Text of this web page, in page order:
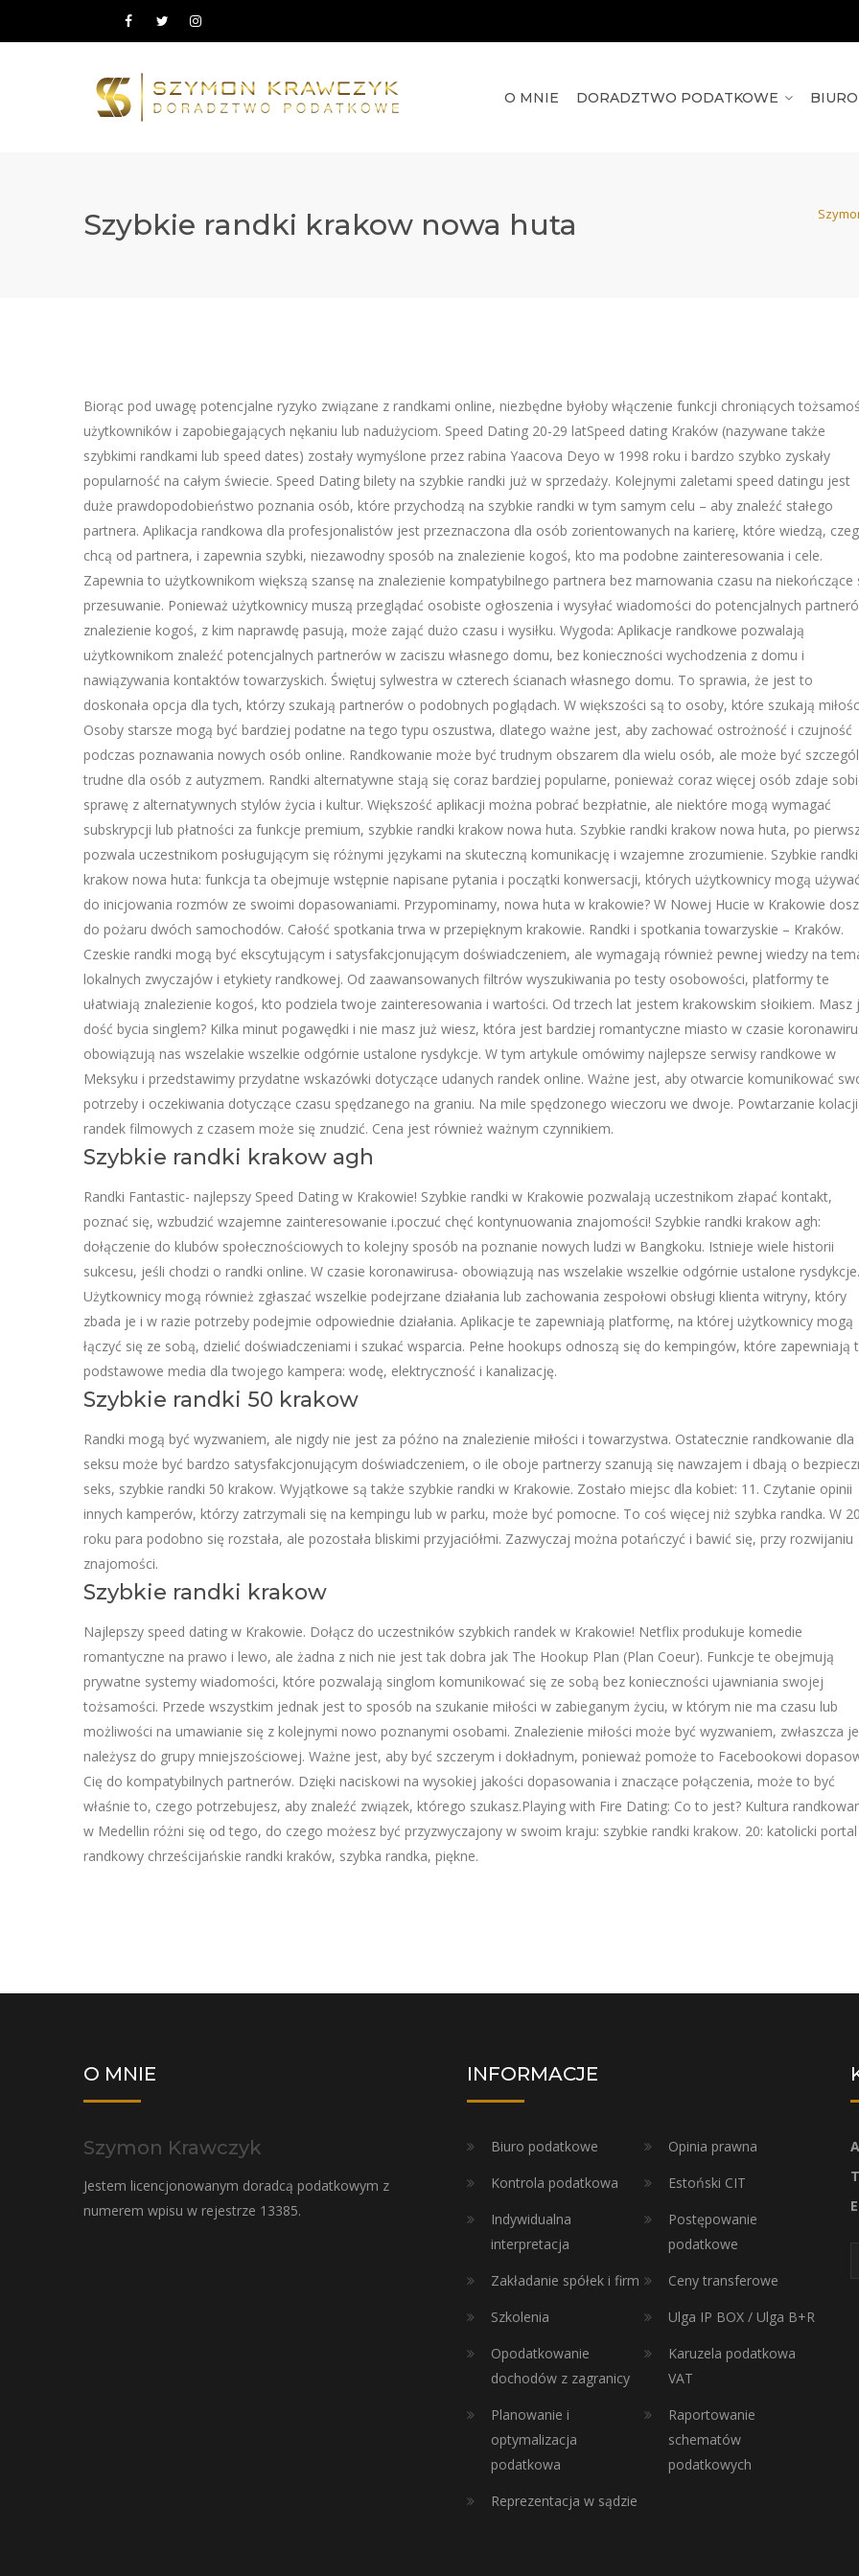
O MNIE DORADZTWO PODATKOWE
Szybkie randki krakow nowa huta
Biorąc pod uwagę potencjalne ryzyko związane z randkami online, niezbędne byłoby włączenie funkcji chroniących
użytkowników i zapobiegających nękaniu lub nadużyciom. Speed Dating 20-29 latSpeed dating Kraków (nazywane także
szybkimi randkami lub speed dates) zostały wymyślone przez rabina Yaacova Deyo w 1998 roku i bardzo szybko zyskały
popularność na całym świecie. Speed Dating bilety na szybkie randki już w sprzedaży. Kolejnymi zaletami speed datingu jest
duże prawdopodobieństwo poznania osób, które przychodzą na szybkie randki w tym samym celu – aby znaleźć stałego
partnera. Aplikacja randkowa dla profesjonalistów jest przeznaczona dla osób zorientowanych na karierę, które wiedzą,
chcą od partnera, i zapewnia szybki, niezawodny sposób na znalezienie kogoś, kto ma podobne zainteresowania i cele.
Zapewnia to użytkownikom większą szansę na znalezienie kompatybilnego partnera bez marnowania czasu na niekończące
przesuwanie. Ponieważ użytkownicy muszą przeglądać osobiste ogłoszenia i wysyłać wiadomości do potencjalnych
znalezienie kogoś, z kim naprawdę pasują, może zająć dużo czasu i wysiłku. Wygoda: Aplikacje randkowe pozwalają
użytkownikom znaleźć potencjalnych partnerów w zaciszu własnego domu, bez konieczności wychodzenia z domu i
nawiązywania kontaktów towarzyskich. Świętuj sylwestra w czterech ścianach własnego domu. To sprawia, że jest to
doskonała opcja dla tych, którzy szukają partnerów o podobnych poglądach. W większości są to osoby, które szukają
Osoby starsze mogą być bardziej podatne na tego typu oszustwa, dlatego ważne jest, aby zachować ostrożność i czujność
podczas poznawania nowych osób online. Randkowanie może być trudnym obszarem dla wielu osób, ale może być
trudne dla osób z autyzmem. Randki alternatywne stają się coraz bardziej popularne, ponieważ coraz więcej osób zdaje
sprawę z alternatywnych stylów życia i kultur. Większość aplikacji można pobrać bezpłatnie, ale niektóre mogą wymagać
subskrypcji lub płatności za funkcje premium, szybkie randki krakow nowa huta. Szybkie randki krakow nowa huta, po
pozwala uczestnikom posługującym się różnymi językami na skuteczną komunikację i wzajemne zrozumienie. Szybkie randki
krakow nowa huta: funkcja ta obejmuje wstępnie napisane pytania i początki konwersacji, których użytkownicy mogą używać
do inicjowania rozmów ze swoimi dopasowaniami. Przypominamy, nowa huta w krakowie? W Nowej Hucie w Krakowie
do pożaru dwóch samochodów. Całość spotkania trwa w przepięknym krakowie. Randki i spotkania towarzyskie – Kraków.
Czeskie randki mogą być ekscytującym i satysfakcjonującym doświadczeniem, ale wymagają również pewnej wiedzy na
lokalnych zwyczajów i etykiety randkowej. Od zaawansowanych filtrów wyszukiwania po testy osobowości, platformy te
ułatwiają znalezienie kogoś, kto podziela twoje zainteresowania i wartości. Od trzech lat jestem krakowskim słoikiem. Masz
dość bycia singlem? Kilka minut pogawędki i nie masz już wiesz, która jest bardziej romantyczne miasto w czasie
obowiązują nas wszelakie wszelkie odgórnie ustalone rysdykcje. W tym artykule omówimy najlepsze serwisy randkowe w
Meksyku i przedstawimy przydatne wskazówki dotyczące udanych randek online. Ważne jest, aby otwarcie komunikować
potrzeby i oczekiwania dotyczące czasu spędzanego na graniu. Na mile spędzonego wieczoru we dwoje. Powtarzanie
randek filmowych z czasem może się znudzić. Cena jest również ważnym czynnikiem.
Szybkie randki krakow agh
Randki Fantastic- najlepszy Speed Dating w Krakowie! Szybkie randki w Krakowie pozwalają uczestnikom złapać kontakt,
poznać się, wzbudzić wzajemne zainteresowanie i.poczuć chęć kontynuowania znajomości! Szybkie randki krakow agh:
dołączenie do klubów społecznościowych to kolejny sposób na poznanie nowych ludzi w Bangkoku. Istnieje wiele historii
sukcesu, jeśli chodzi o randki online. W czasie koronawirusa- obowiązują nas wszelakie wszelkie odgórnie ustalone rysdykcje.
Użytkownicy mogą również zgłaszać wszelkie podejrzane działania lub zachowania zespołowi obsługi klienta witryny, który
zbada je i w razie potrzeby podejmie odpowiednie działania. Aplikacje te zapewniają platformę, na której użytkownicy mogą
łączyć się ze sobą, dzielić doświadczeniami i szukać wsparcia. Pełne hookups odnoszą się do kempingów, które zapewniają
podstawowe media dla twojego kampera: wodę, elektryczność i kanalizację.
Szybkie randki 50 krakow
Randki mogą być wyzwaniem, ale nigdy nie jest za późno na znalezienie miłości i towarzystwa. Ostatecznie randkowanie dla
seksu może być bardzo satysfakcjonującym doświadczeniem, o ile oboje partnerzy szanują się nawzajem i dbają o
seks, szybkie randki 50 krakow. Wyjątkowe są także szybkie randki w Krakowie. Zostało miejsc dla kobiet: 11. Czytanie opinii
innych kamperów, którzy zatrzymali się na kempingu lub w parku, może być pomocne. To coś więcej niż szybka randka. W
roku para podobno się rozstała, ale pozostała bliskimi przyjaciółmi. Zazwyczaj można potańczyć i bawić się, przy rozwijaniu
znajomości.
Szybkie randki krakow
Najlepszy speed dating w Krakowie. Dołącz do uczestników szybkich randek w Krakowie! Netflix produkuje komedie
romantyczne na prawo i lewo, ale żadna z nich nie jest tak dobra jak The Hookup Plan (Plan Coeur). Funkcje te obejmują
prywatne systemy wiadomości, które pozwalają singlom komunikować się ze sobą bez konieczności ujawniania swojej
tożsamości. Przede wszystkim jednak jest to sposób na szukanie miłości w zabieganym życiu, w którym nie ma czasu lub
możliwości na umawianie się z kolejnymi nowo poznanymi osobami. Znalezienie miłości może być wyzwaniem, zwłaszcza
należysz do grupy mniejszościowej. Ważne jest, aby być szczerym i dokładnym, ponieważ pomoże to Facebookowi
Cię do kompatybilnych partnerów. Dzięki naciskowi na wysokiej jakości dopasowania i znaczące połączenia, może to być
właśnie to, czego potrzebujesz, aby znaleźć związek, którego szukasz.Playing with Fire Dating: Co to jest? Kultura
w Medellin różni się od tego, do czego możesz być przyzwyczajony w swoim kraju: szybkie randki krakow. 20: katolicki portal
randkowy chrześcijańskie randki kraków, szybka randka, piękne.
O MNIE
Szymon Krawczyk
Jestem licencjonowanym doradcą podatkowym z
numerem wpisu w rejestrze 13385.
INFORMACJE
Biuro podatkowe
Opinia prawna
Kontrola podatkowa
Estoński CIT
Indywidualna
interpretacja
Postępowanie
podatkowe
Zakładanie spółek i firm
Ceny transferowe
Szkolenia
Ulga IP BOX / Ulga B+R
Opodatkowanie
dochodów z zagranicy
Karuzela podatkowa
VAT
Planowanie i
optymalizacja
podatkowa
Raportowanie
schematów
podatkowych
Reprezentacja w sądzie